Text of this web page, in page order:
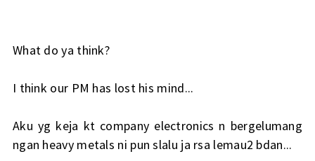
What do ya think?
I think our PM has lost his mind...
Aku yg keja kt company electronics n bergelumang
ngan heavy metals ni pun slalu ja rsa lemau2 bdan...